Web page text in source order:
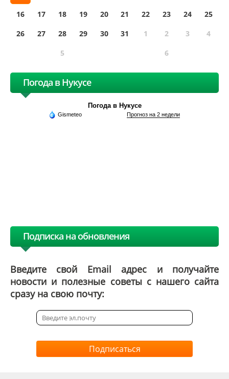
16
17 18 19 20 21 22 23 24
25
26
27 28 29 30 31 1 2 3
4
5
6
Погода в Нукусе
Погода в Нукусе
Gismeteo Прогноз на 2 недели
Подписка на обновления
Введите свой Email адрес и получайте
новости и полезные советы с нашего сайта
сразу на свою почту:
Подписаться